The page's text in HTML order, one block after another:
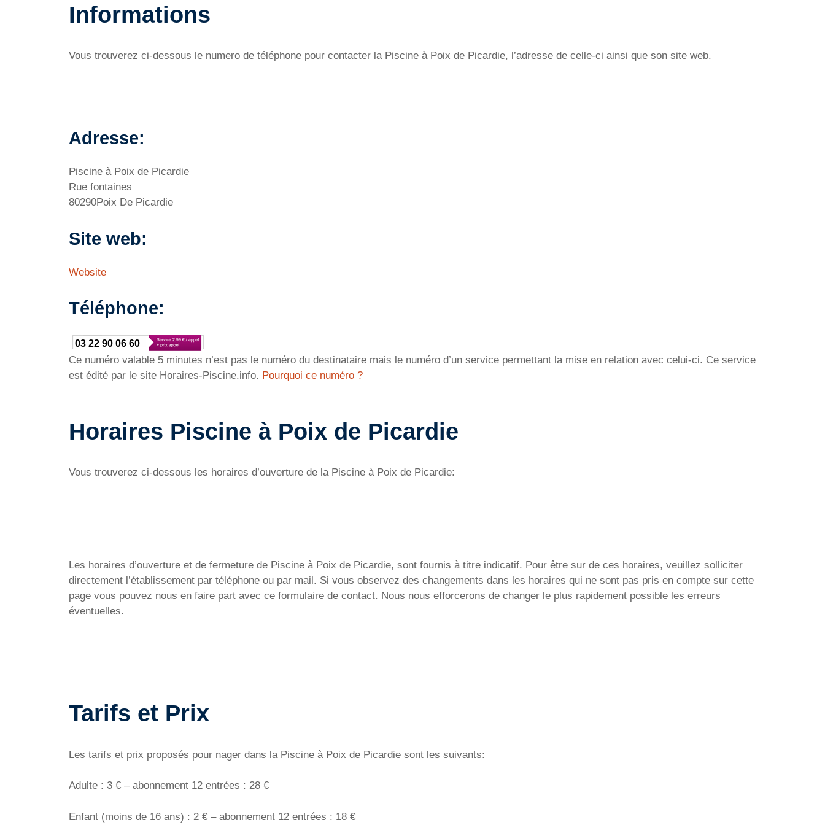
Informations
Vous trouverez ci-dessous le numero de téléphone pour contacter la Piscine à Poix de Picardie, l’adresse de celle-ci ainsi que son site web.
Adresse:
Piscine à Poix de Picardie
Rue fontaines
80290Poix De Picardie
Site web:
Website
Téléphone:
03 22 90 06 60
Ce numéro valable 5 minutes n’est pas le numéro du destinataire mais le numéro d’un service permettant la mise en relation avec celui-ci. Ce service
est édité par le site Horaires-Piscine.info. Pourquoi ce numéro ?
Horaires Piscine à Poix de Picardie
Vous trouverez ci-dessous les horaires d’ouverture de la Piscine à Poix de Picardie:
Les horaires d’ouverture et de fermeture de Piscine à Poix de Picardie, sont fournis à titre indicatif. Pour être sur de ces horaires, veuillez solliciter
directement l’établissement par téléphone ou par mail. Si vous observez des changements dans les horaires qui ne sont pas pris en compte sur cette
page vous pouvez nous en faire part avec ce formulaire de contact. Nous nous efforcerons de changer le plus rapidement possible les erreurs
éventuelles.
Tarifs et Prix
Les tarifs et prix proposés pour nager dans la Piscine à Poix de Picardie sont les suivants:
Adulte : 3 € – abonnement 12 entrées : 28 €
Enfant (moins de 16 ans) : 2 € – abonnement 12 entrées : 18 €